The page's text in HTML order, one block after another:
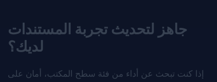
جاهز لتحديث تجربة المستندات
لديك؟
إذا كنت تبحث عن أداء من فئة سطح المكتب، أمان على